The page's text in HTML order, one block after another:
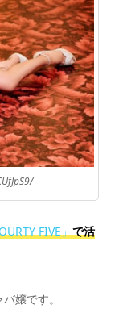
FIVE」 で活
嬢です。